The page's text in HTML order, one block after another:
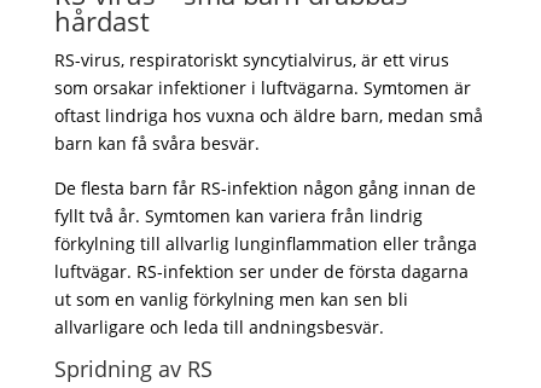
hårdast
RS-virus, respiratoriskt syncytialvirus, är ett virus
som orsakar infektioner i luftvägarna. Symtomen är
oftast lindriga hos vuxna och äldre barn, medan små
barn kan få svåra besvär.
De flesta barn får RS-infektion någon gång innan de
fyllt två år. Symtomen kan variera från lindrig
förkylning till allvarlig lunginflammation eller trånga
luftvägar. RS-infektion ser under de första dagarna
ut som en vanlig förkylning men kan sen bli
allvarligare och leda till andningsbesvär.
Spridning av RS